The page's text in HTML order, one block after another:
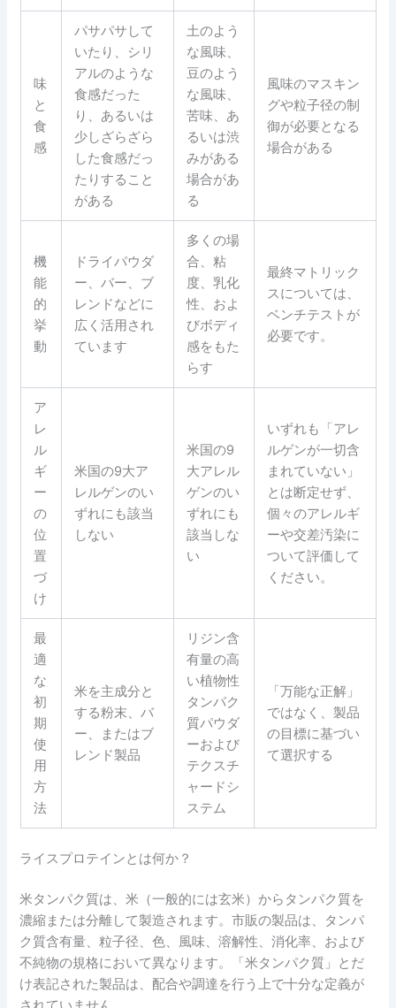
味
と
食
感
パサパサして
いたり、シリ
アルのような
食感だった
り、あるいは
少しざらざら
した食感だっ
たりすること
がある
土のよう
な風味、
豆のよう
な風味、
苦味、あ
るいは渋
みがある
場合があ
る
風味のマスキン
グや粒子径の制
御が必要となる
場合がある
機
能
的
挙
動
ドライパウダ
ー、バー、ブ
レンドなどに
広く活用され
ています
多くの場
合、粘
度、乳化
性、およ
びボディ
感をもた
らす
最終マトリック
スについては、
ベンチテストが
必要です。
ア
レ
ル
ギ
ー
の
位
置
づ
け
米国の9大ア
レルゲンのい
ずれにも該当
しない
米国の9
大アレル
ゲンのい
ずれにも
該当しな
い
いずれも「アレ
ルゲンが一切含
まれていない」
とは断定せず、
個々のアレルギ
ーや交差汚染に
ついて評価して
ください。
最
適
な
初
期
使
用
方
法
米を主成分と
する粉末、バ
ー、またはブ
レンド製品
リジン含
有量の高
い植物性
タンパク
質パウダ
ーおよび
テクスチ
ャードシ
ステム
「万能な正解」
ではなく、製品
の目標に基づい
て選択する
ライスプロテインとは何か？
米タンパク質は、米（一般的には玄米）からタンパク質を
濃縮または分離して製造されます。市販の製品は、タンパ
ク質含有量、粒子径、色、風味、溶解性、消化率、および
不純物の規格において異なります。「米タンパク質」とだ
け表記された製品は、配合や調達を行う上で十分な定義が